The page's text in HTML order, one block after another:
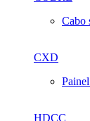
Cabo
CXD
HDCC